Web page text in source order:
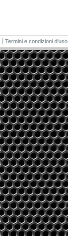
Termini e condizioni d'uso